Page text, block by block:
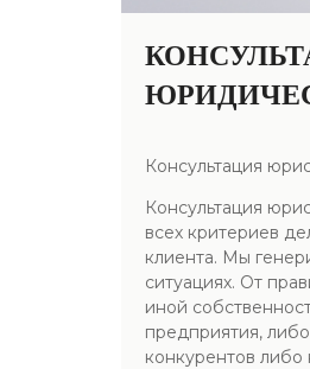
Консультация
Консультация
всех критериев
клиента. Мы
ситуациях. От
иной
предприятия,
конкурентов